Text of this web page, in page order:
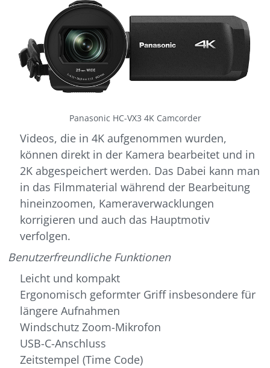
Panasonic HC-VX3 4K Camcorder
Videos, die in 4K aufgenommen wurden,
können direkt in der Kamera bearbeitet und in
2K abgespeichert werden. Das Dabei kann man
in das Filmmaterial während der Bearbeitung
hineinzoomen, Kameraverwacklungen
korrigieren und auch das Hauptmotiv
verfolgen.
Benutzerfreundliche Funktionen
Leicht und kompakt
Ergonomisch geformter Griff insbesondere für
längere Aufnahmen
Windschutz Zoom-Mikrofon
USB-C-Anschluss
Zeitstempel (Time Code)